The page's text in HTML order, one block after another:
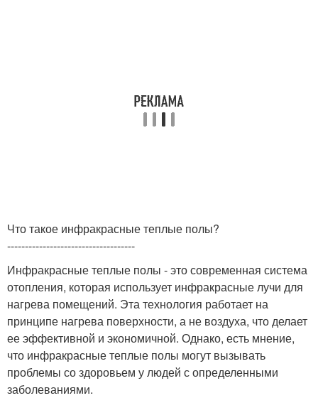
Что такое инфракрасные теплые полы?
------------------------------------
Инфракрасные теплые полы - это современная система
отопления, которая использует инфракрасные лучи для
нагрева помещений. Эта технология работает на
принципе нагрева поверхности, а не воздуха, что делает
ее эффективной и экономичной. Однако, есть мнение,
что инфракрасные теплые полы могут вызывать
проблемы со здоровьем у людей с определенными
заболеваниями.